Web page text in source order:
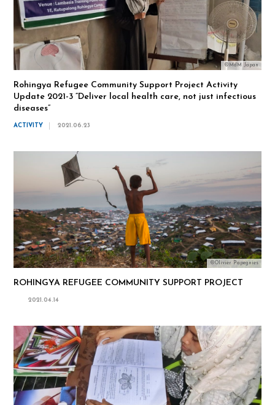
©MdM Japan
Rohingya Refugee Community Support Project Activity
Update 2021-3 “Deliver local health care, not just infectious
diseases”
ACTIVITY 2021.06.23
©Olivier Papegnies
ROHINGYA REFUGEE COMMUNITY SUPPORT PROJECT
2021.04.14